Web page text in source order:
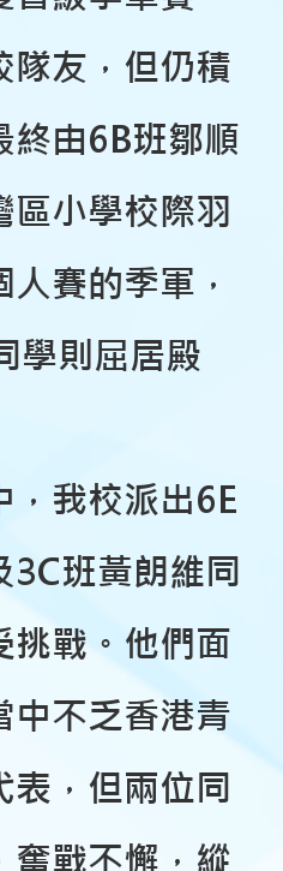
隊友，但仍積
終由6B班鄒順
區小學校際羽
賽的季軍，
學則屈居殿
，我校派出6E
3C班黃朗維同
挑戰。他們面
中不乏香港青
表，但兩位同
奮戰不懈，縱